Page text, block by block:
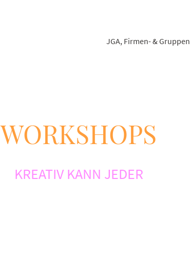
JGA, Firmen- & Gruppen
WORKSHOPS
KREATIV KANN JEDER